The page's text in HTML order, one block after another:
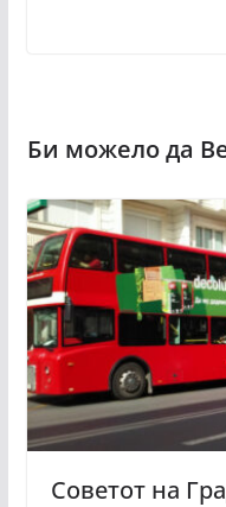
Советот на